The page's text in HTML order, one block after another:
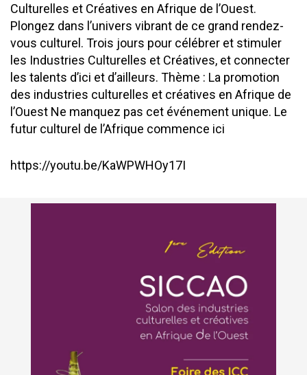
Culturelles et Créatives en Afrique de l’Ouest.
Plongez dans l’univers vibrant de ce grand rendez-
vous culturel. Trois jours pour célébrer et stimuler
les Industries Culturelles et Créatives, et connecter
les talents d’ici et d’ailleurs. Thème : La promotion
des industries culturelles et créatives en Afrique de
l’Ouest Ne manquez pas cet événement unique. Le
futur culturel de l’Afrique commence ici
https://youtu.be/KaWPWHOy17I